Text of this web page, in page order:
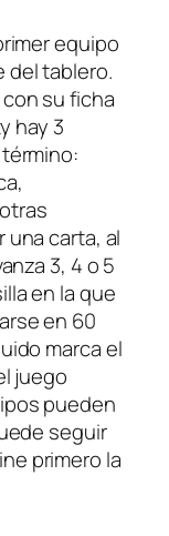
equipo
del tablero.
su ficha
hay 3
una carta, al
3, 4 o 5
en la que
en 60
marca el
juego
pueden
seguir
primero la